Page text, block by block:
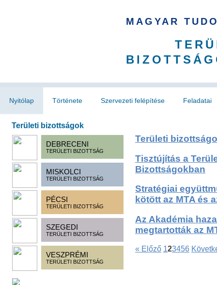
MAGYAR
Nyitólap Története Szervezeti felépítése Feladatai
Területi bizottságok
DEBRECENI
TERÜLETI BIZOTTSÁG
MISKOLCI
TERÜLETI BIZOTTSÁG
PÉCSI
TERÜLETI BIZOTTSÁG
SZEGEDI
TERÜLETI BIZOTTSÁG
VESZPRÉMI
TERÜLETI BIZOTTSÁG
Területi
Tisztújítás a
Bizottságokban
Stratégiai
kötött az MTA és
Az Akadémia
megtartották az
« Előző 123456